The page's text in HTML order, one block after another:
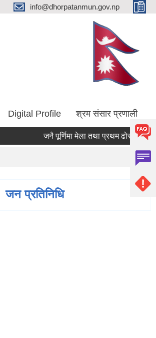
info@dhorpatanmun.gov.np
Digital Profile श्रम संसार प्रणाली
जनै पूर्णिमा मेला तथा प्रथम ढोरपाटन आलु
जन प्रतिनिधि